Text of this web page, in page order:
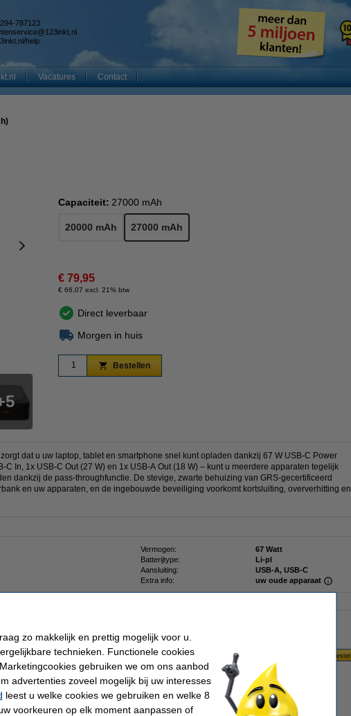
787123
help
Vacatures Contact
5
Capaciteit: 27000 mAh
20000 mAh 27000 mAh
€ 79,95
€ 66,07 excl. 21% btw
Direct leverbaar
Morgen in huis
Bestellen
dat u uw laptop, tablet en smartphone snel kunt opladen dankzij 67 W USB-C Power
In, 1x USB-C Out (27 W) en 1x USB-A Out (18 W) – kunt u meerdere apparaten tegelijk
dankzij de pass-throughfunctie. De stevige, zwarte behuizing van GRS-gecertificeerd
en uw apparaten, en de ingebouwde beveiliging voorkomt kortsluiting, oververhitting en
Vermogen:
67 Watt
Batterijtype:
Li-pl
Aansluiting:
USB-A, USB-C
Extra info: uw oude apparaat
zo makkelijk en prettig mogelijk voor u.
technieken. Functionele cookies
gebruiken we om ons aanbod
advertenties zoveel mogelijk bij uw interesses
leest u welke cookies we gebruiken en welke 8
voorkeuren op elk moment aanpassen of